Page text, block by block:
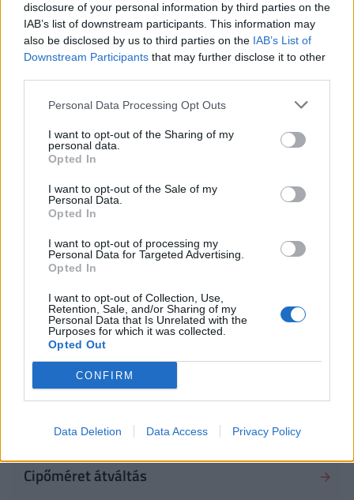
disclosure of your personal information by third parties on the
IAB’s list of downstream participants. This information may
also be disclosed by us to third parties on the IAB’s List of
Downstream Participants that may further disclose it to other
Personal Data Processing Opt Outs
I want to opt-out of the Sharing of my
personal data.
Opted In
I want to opt-out of the Sale of my
Personal Data.
Opted In
I want to opt-out of processing my
Personal Data for Targeted Advertising.
Opted In
I want to opt-out of Collection, Use,
Retention, Sale, and/or Sharing of my
Personal Data that Is Unrelated with the
Purposes for which it was collected.
Opted Out
CONFIRM
Data Deletion Data Access Privacy Policy
Térfogat mértékegység átváltás
Terület mértékegység átváltás
Sebesség mértékegység átváltás
Elektromos áram átváltás
Idő mértékegység átváltás
Római szám - arab szám átváltás
Energia mértékegység átváltás
Konyhai mértékegységek
Cipőméret átváltás